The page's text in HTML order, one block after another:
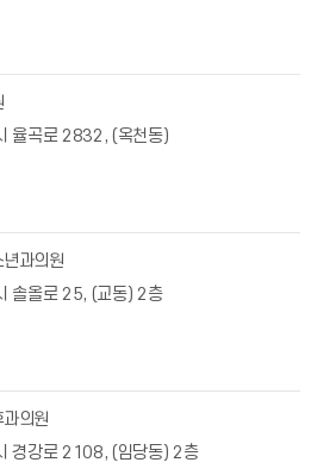
율곡로 2832, (옥천동)
과의원
솔올로 25, (교동) 2층
의원
경강로 2108, (임당동) 2층